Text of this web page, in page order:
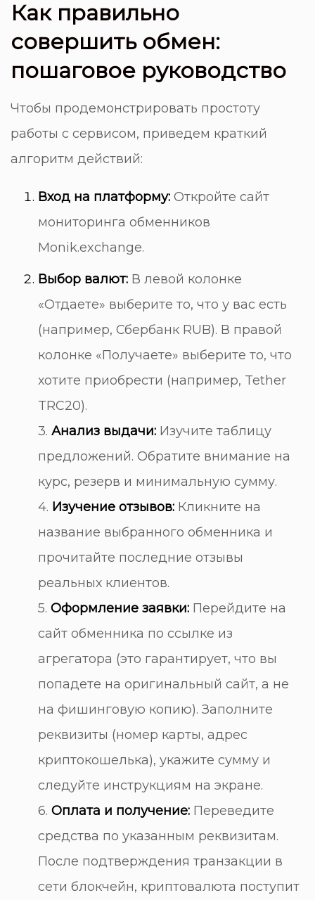
Как правильно
совершить обмен:
пошаговое руководство
Чтобы продемонстрировать простоту
работы с сервисом, приведем краткий
алгоритм действий:
Вход на платформу:Откройте сайт
мониторинга обменников
Monik.exchange.
Выбор валют:В левой колонке
«Отдаете» выберите то, что у вас есть
(например, Сбербанк RUB). В правой
колонке «Получаете» выберите то, что
хотите приобрести (например, Tether
TRC20).
3. Анализ выдачи:Изучите таблицу
предложений. Обратите внимание на
курс, резерв и минимальную сумму.
4. Изучение отзывов:Кликните на
название выбранного обменника и
прочитайте последние отзывы
реальных клиентов.
5. Оформление заявки:Перейдите на
сайт обменника по ссылке из
агрегатора (это гарантирует, что вы
попадете на оригинальный сайт, а не
на фишинговую копию). Заполните
реквизиты (номер карты, адрес
криптокошелька), укажите сумму и
следуйте инструкциям на экране.
6. Оплата и получение:Переведите
средства по указанным реквизитам.
После подтверждения транзакции в
сети блокчейн, криптовалюта поступит